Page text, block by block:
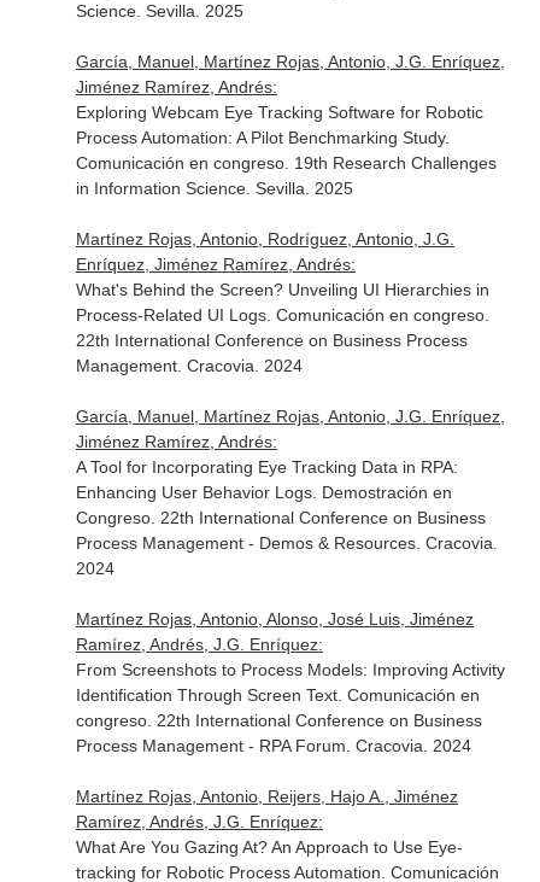
Science. Sevilla. 2025
García, Manuel, Martínez Rojas, Antonio, J.G. Enríquez,
Jiménez Ramírez, Andrés:
Exploring Webcam Eye Tracking Software for Robotic
Process Automation: A Pilot Benchmarking Study.
Comunicación en congreso. 19th Research Challenges
in Information Science. Sevilla. 2025
Martínez Rojas, Antonio, Rodríguez, Antonio, J.G.
Enríquez, Jiménez Ramírez, Andrés:
What's Behind the Screen? Unveiling UI Hierarchies in
Process-Related UI Logs. Comunicación en congreso.
22th International Conference on Business Process
Management. Cracovia. 2024
García, Manuel, Martínez Rojas, Antonio, J.G. Enríquez,
Jiménez Ramírez, Andrés:
A Tool for Incorporating Eye Tracking Data in RPA:
Enhancing User Behavior Logs. Demostración en
Congreso. 22th International Conference on Business
Process Management - Demos & Resources. Cracovia.
2024
Martínez Rojas, Antonio, Alonso, José Luis, Jiménez
Ramírez, Andrés, J.G. Enríquez:
From Screenshots to Process Models: Improving Activity
Identification Through Screen Text. Comunicación en
congreso. 22th International Conference on Business
Process Management - RPA Forum. Cracovia. 2024
Martínez Rojas, Antonio, Reijers, Hajo A., Jiménez
Ramírez, Andrés, J.G. Enríquez:
What Are You Gazing At? An Approach to Use Eye-
tracking for Robotic Process Automation. Comunicación